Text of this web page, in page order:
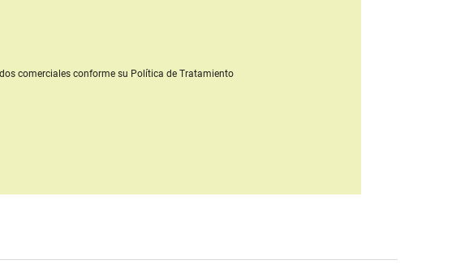
comercialesconforme su Política de Tratamiento